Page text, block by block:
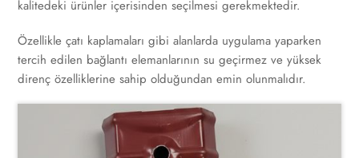
kalitedeki ürünler içerisinden seçilmesi gerekmektedir.
Özellikle çatı kaplamaları gibi alanlarda uygulama yaparken
tercih edilen bağlantı elemanlarının su geçirmez ve yüksek
direnç özelliklerine sahip olduğundan emin olunmalıdır.